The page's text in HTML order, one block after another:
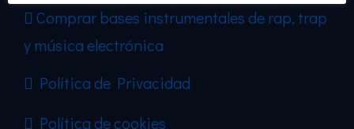
Comprar bases instrumentales de rap, trap
y música electrónica
Política de Privacidad
Política de cookies